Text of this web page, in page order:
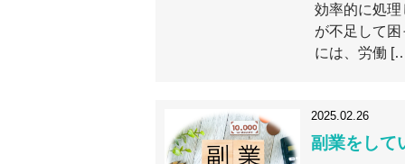
効率的に処
が不足して
には、労働
2025.02.26
副業をして